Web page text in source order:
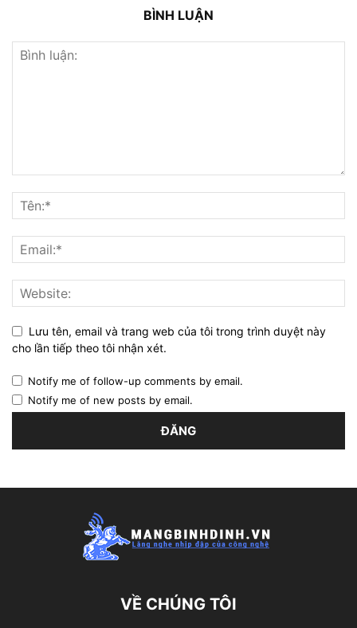
BÌNH LUẬN
Lưu tên, email và trang web của tôi trong trình duyệt này
cho lần tiếp theo tôi nhận xét.
Notify me of follow-up comments by email.
Notify me of new posts by email.
VỀ CHÚNG TÔI